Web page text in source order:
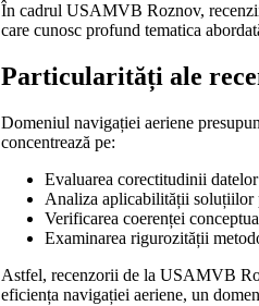
În cadrul USAMVB Roznov,
care cunosc profund tematica
Particularități ale
Domeniul navigației aeriene
concentrează pe:
Evaluarea corectitudinii
Analiza aplicabilității soluțiilor
Verificarea coerenței
Examinarea rigurozității
Astfel, recenzorii de la USAMVB
eficiența navigației aeriene, un